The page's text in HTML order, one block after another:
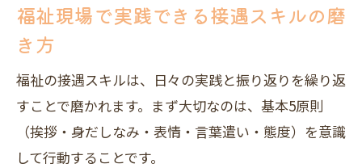
福祉現場で実践できる接遇スキルの磨
き方
福祉の接遇スキルは、日々の実践と振り返りを繰り返
すことで磨かれます。まず大切なのは、基本5原則
（挨拶・身だしなみ・表情・言葉遣い・態度）を意識
して行動することです。